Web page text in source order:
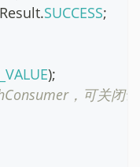
.SUCCESS;
);
，可关闭